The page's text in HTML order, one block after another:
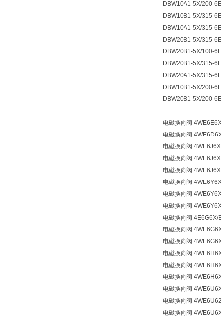
DBW10A1-5X/200-
DBW10B1-5X/315-
DBW10A1-5X/315-
DBW20B1-5X/315-
DBW20B1-5X/100-
DBW20B1-5X/315-
DBW20A1-5X/315-
DBW10B1-5X/200-
DBW20B1-5X/200-
电磁换向阀
电磁换向阀
电磁换向阀
电磁换向阀
电磁换向阀
电磁换向阀
电磁换向阀
电磁换向阀
电磁换向阀 4E6G6X/
电磁换向阀
电磁换向阀
电磁换向阀
电磁换向阀
电磁换向阀
电磁换向阀
电磁换向阀
电磁换向阀